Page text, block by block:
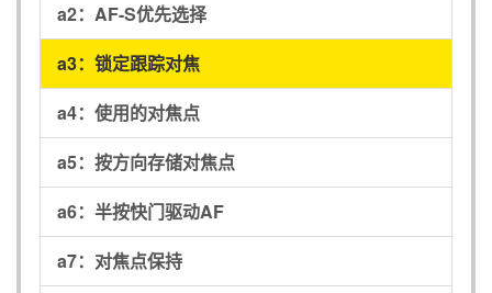
a2： AF-S优先选择
a3： 锁定跟踪对焦
a4： 使用的对焦点
a5： 按方向存储对焦点
a6： 半按快门驱动AF
a7： 对焦点保持